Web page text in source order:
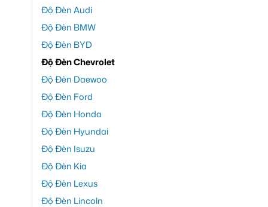
Độ Đèn Audi
Độ Đèn BMW
Độ Đèn BYD
Độ Đèn Chevrolet
Độ Đèn Daewoo
Độ Đèn Ford
Độ Đèn Honda
Độ Đèn Hyundai
Độ Đèn Isuzu
Độ Đèn Kia
Độ Đèn Lexus
Độ Đèn Lincoln